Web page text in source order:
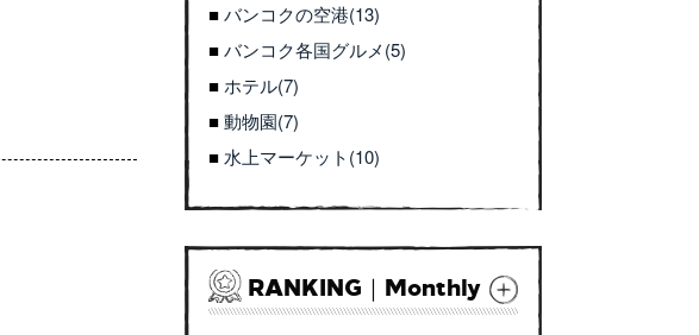
バンコクの空港(13)
バンコク各国グルメ(5)
ホテル(7)
動物園(7)
水上マーケット(10)
RANKING｜Monthly